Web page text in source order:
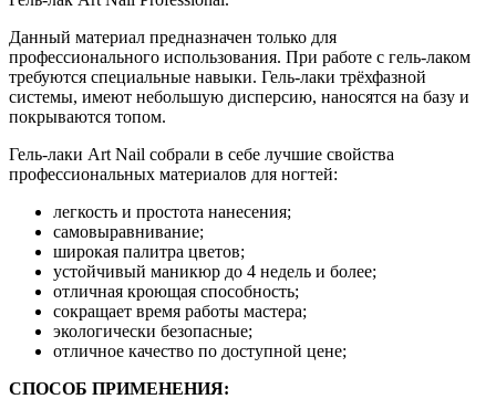
Данный материал предназначен только для
профессионального использования. При работе с гель-лаком
требуются специальные навыки. Гель-лаки трёхфазной
системы, имеют небольшую дисперсию, наносятся на базу и
покрываются топом.
Гель-лаки Art Nail собрали в себе лучшие свойства
профессиональных материалов для ногтей:
легкость и простота нанесения;
самовыравнивание;
широкая палитра цветов;
устойчивый маникюр до 4 недель и более;
отличная кроющая способность;
сокращает время работы мастера;
экологически безопасные;
отличное качество по доступной цене;
СПОСОБ ПРИМЕНЕНИЯ: